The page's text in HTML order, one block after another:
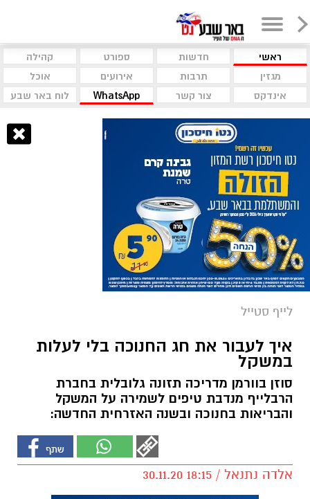
ראשי חדשות ספורט
קהילה
מגזין
תרבות אירועים
אוכל
אינדקס
צור קשר WhatsApp לוח באר שבע
לייף סטייל
איך לעבור את חג החנוכה בלי לעלות
במשקל
סוזן בוורמן מדריכה תזונה גלובלית בחברת
הרבלייף מנדבת טיפים לשמירה על המשקל
והבריאות בחנוכה ובשנה האזרחית החדשה:
אלדה נתנאל / 18:15 30.11.20